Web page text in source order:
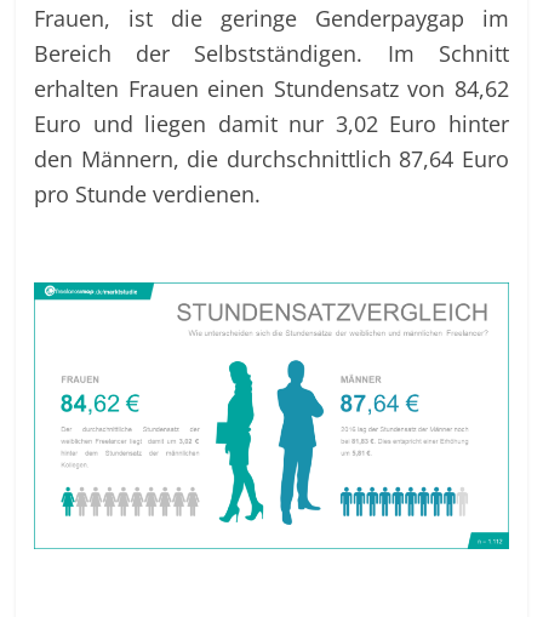
Frauen, ist die geringe Genderpaygap im
Bereich der Selbstständigen. Im Schnitt
erhalten Frauen einen Stundensatz von 84,62
Euro und liegen damit nur 3,02 Euro hinter
den Männern, die durchschnittlich 87,64 Euro
pro Stunde verdienen.